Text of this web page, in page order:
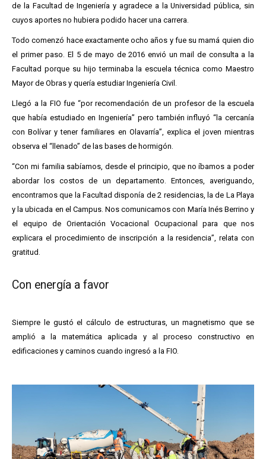
de la Facultad de Ingeniería y agradece a la Universidad pública, sin
cuyos aportes no hubiera podido hacer una carrera.
Todo comenzó hace exactamente ocho años y fue su mamá quien dio
el primer paso. El 5 de mayo de 2016 envió un mail de consulta a la
Facultad porque su hijo terminaba la escuela técnica como Maestro
Mayor de Obras y quería estudiar Ingeniería Civil.
Llegó a la FIO fue “por recomendación de un profesor de la escuela
que había estudiado en Ingeniería” pero también influyó “la cercanía
con Bolívar y tener familiares en Olavarría”, explica el joven mientras
observa el “llenado” de las bases de hormigón.
“Con mi familia sabíamos, desde el principio, que no íbamos a poder
abordar los costos de un departamento. Entonces, averiguando,
encontramos que la Facultad disponía de 2 residencias, la de La Playa
y la ubicada en el Campus. Nos comunicamos con María Inés Berrino y
el equipo de Orientación Vocacional Ocupacional para que nos
explicara el procedimiento de inscripción a la residencia”, relata con
gratitud.
Con energía a favor
Siempre le gustó el cálculo de estructuras, un magnetismo que se
amplió a la matemática aplicada y al proceso constructivo en
edificaciones y caminos cuando ingresó a la FIO.